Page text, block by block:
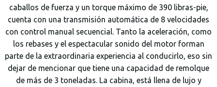
caballos de fuerza y un torque máximo de 390 libras-pie,
cuenta con una transmisión automática de 8 velocidades
con control manual secuencial. Tanto la aceleración, como
los rebases y el espectacular sonido del motor forman
parte de la extraordinaria experiencia al conducirlo, eso sin
dejar de mencionar que tiene una capacidad de remolque
de más de 3 toneladas. La cabina, está llena de lujo y